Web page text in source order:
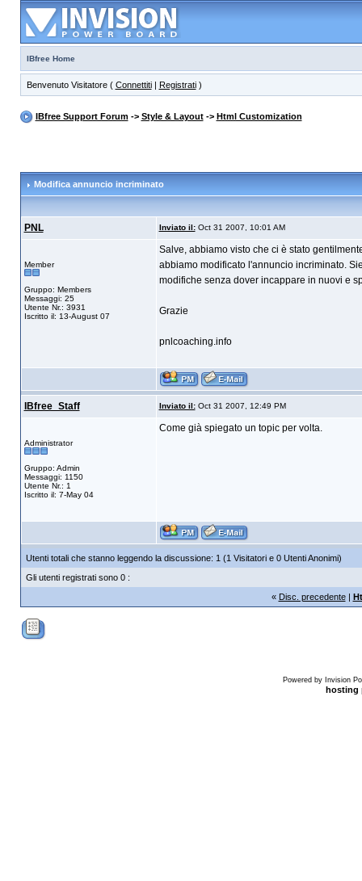
IBfree Home
Benvenuto Visitatore ( Connettiti| Registrati)
IBfree Support Forum-> Style & Layout-> Html Customization
Modifica annuncio incriminato
PNL Inviato il:Oct 31 2007, 10:01 AM
Member
Gruppo: Members
Messaggi: 25
Utente Nr.: 3931
Iscritto il: 13-August 07
Salve, abbiamo visto che ci è stato
abbiamo modificato l'annuncio incriminato.
modifiche senza dover incappare in nuovi e
Grazie
pnlcoaching.info
IBfree_Staff Inviato il:Oct 31 2007, 12:49 PM
Administrator
Gruppo: Admin
Messaggi: 1150
Utente Nr.: 1
Iscritto il: 7-May 04
Come già spiegato un topic per volta.
Utenti totali che stanno leggendo la discussione: 1 (1 Visitatori e 0 Utenti Anonimi)
Gli utenti registrati sono 0 :
« Disc. precedente|
Powered by Invision
hosting